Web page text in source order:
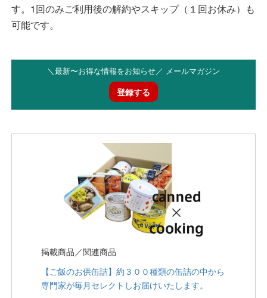
す。1回のみご利用後の解約やスキップ（１回お休み）も
可能です。
＼最新〜お得な情報をお知らせ／ メールマガジン
登録する
掲載商品／関連商品
【ご飯のお供缶詰】約３００種類の缶詰の中から
専門家が毎月セレクトしお届けいたします。